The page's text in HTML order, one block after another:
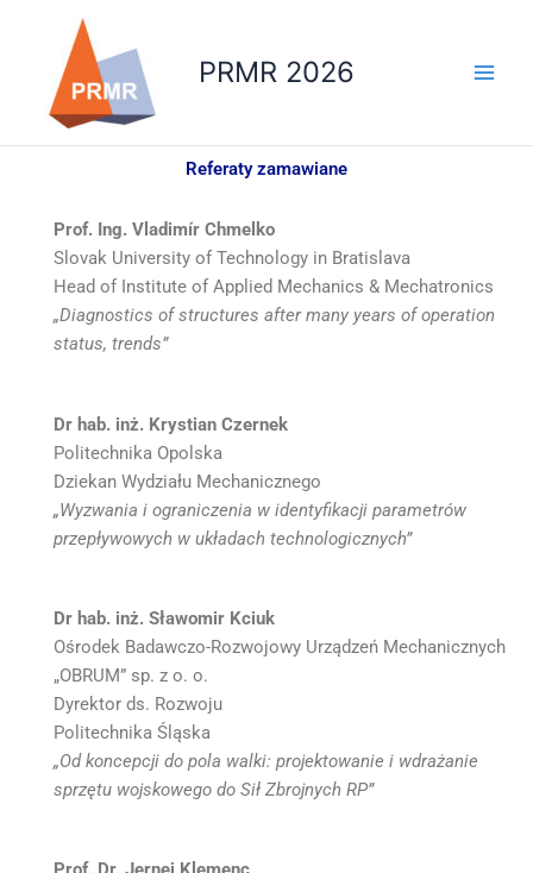
PRMR 2026
Referaty zamawiane
Prof. Ing. Vladimír Chmelko
Slovak University of Technology in Bratislava
Head of Institute of Applied Mechanics & Mechatronics
„Diagnostics of structures after many years of operation
status, trends”
Dr hab. inż. Krystian Czernek
Politechnika Opolska
Dziekan Wydziału Mechanicznego
„Wyzwania i ograniczenia w identyfikacji parametrów
przepływowych w układach technologicznych”
Dr hab. inż. Sławomir Kciuk
Ośrodek Badawczo-Rozwojowy Urządzeń Mechanicznych
„OBRUM” sp. z o. o.
Dyrektor ds. Rozwoju
Politechnika Śląska
„Od koncepcji do pola walki: projektowanie i wdrażanie
sprzętu wojskowego do Sił Zbrojnych RP”